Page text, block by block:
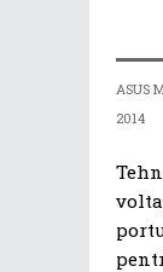
ASUS
2014